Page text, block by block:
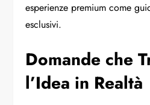
esperienze premium come
esclusivi.
Domande che
l’Idea in Realtà